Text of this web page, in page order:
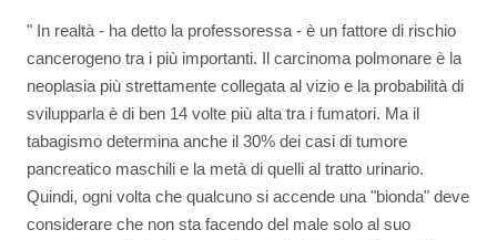
" In realtà - ha detto la professoressa - è un fattore di rischio
cancerogeno tra i più importanti. Il carcinoma polmonare è la
neoplasia più strettamente collegata al vizio e la probabilità di
svilupparla è di ben 14 volte più alta tra i fumatori. Ma il
tabagismo determina anche il 30% dei casi di tumore
pancreatico maschili e la metà di quelli al tratto urinario.
Quindi, ogni volta che qualcuno si accende una "bionda" deve
considerare che non sta facendo del male solo al suo